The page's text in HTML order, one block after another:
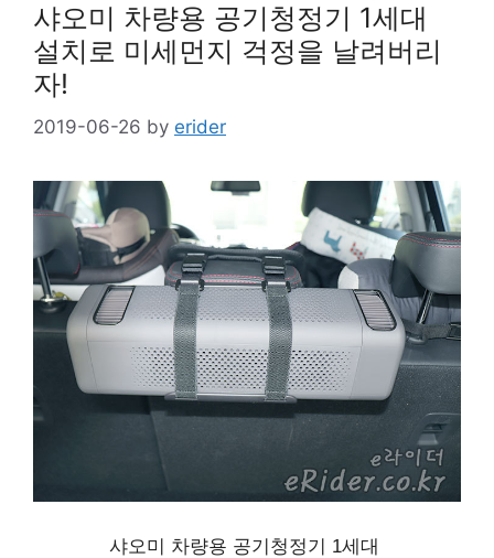
샤오미 차량용 공기청정기 1세대
설치로 미세먼지 걱정을 날려버리
자!
2019-06-26 by erider
샤오미 차량용 공기청정기 1세대